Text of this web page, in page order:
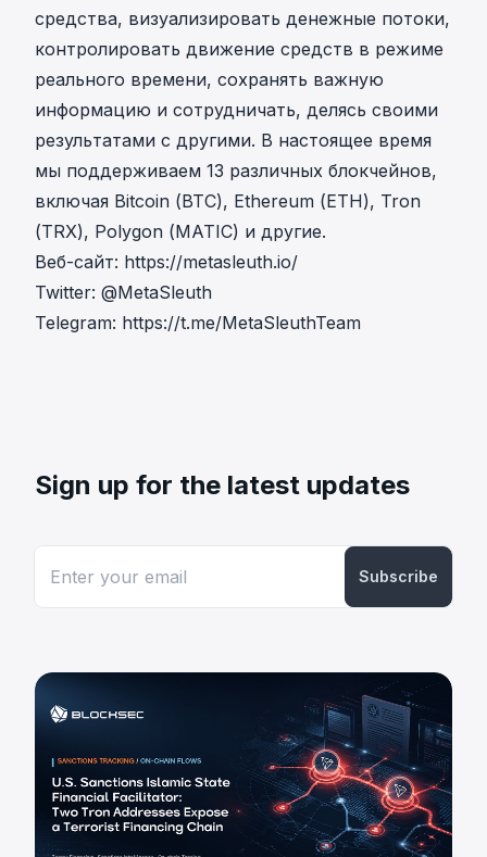
средства, визуализировать денежные потоки,
контролировать движение средств в режиме
реального времени, сохранять важную
информацию и сотрудничать, делясь своими
результатами с другими. В настоящее время
мы поддерживаем 13 различных блокчейнов,
включая Bitcoin (BTC), Ethereum (ETH), Tron
(TRX), Polygon (MATIC) и другие.
Веб-сайт: https://metasleuth.io/
Twitter: @MetaSleuth
Telegram: https://t.me/MetaSleuthTeam
Sign up for the latest updates
Subscribe